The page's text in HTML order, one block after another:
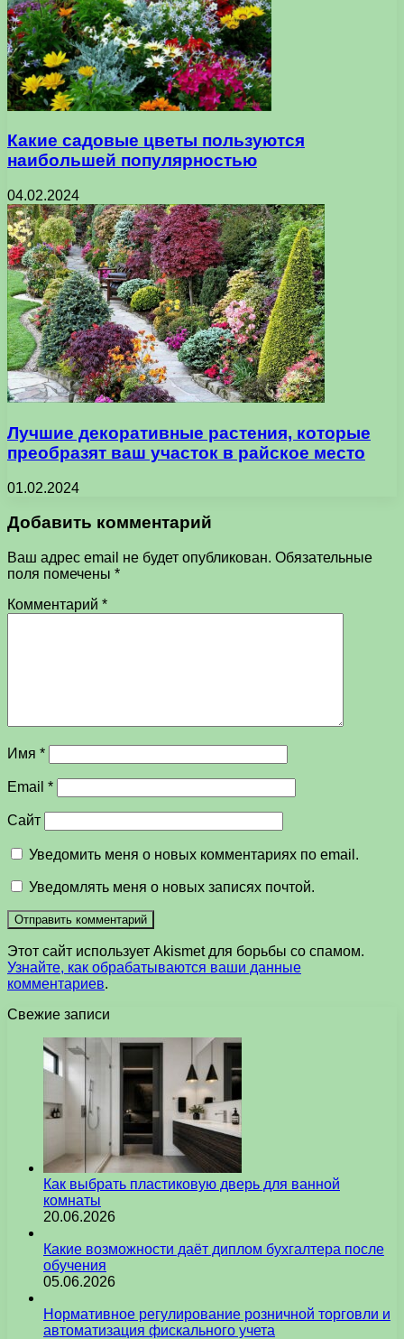
Какие садовые цветы пользуются
наибольшей популярностью
04.02.2024
Лучшие декоративные растения, которые
преобразят ваш участок в райское место
01.02.2024
Добавить комментарий
Ваш адрес email не будет опубликован. Обязательные
поля помечены *
Комментарий *
Имя *
Email *
Сайт
Уведомить меня о новых комментариях по email.
Уведомлять меня о новых записях почтой.
Этот сайт использует Akismet для борьбы со спамом.
Узнайте, как обрабатываются ваши данные
комментариев.
Свежие записи
Как выбрать пластиковую дверь для ванной
комнаты
20.06.2026
Какие возможности даёт диплом бухгалтера после
обучения
05.06.2026
Нормативное регулирование розничной торговли и
автоматизация фискального учета